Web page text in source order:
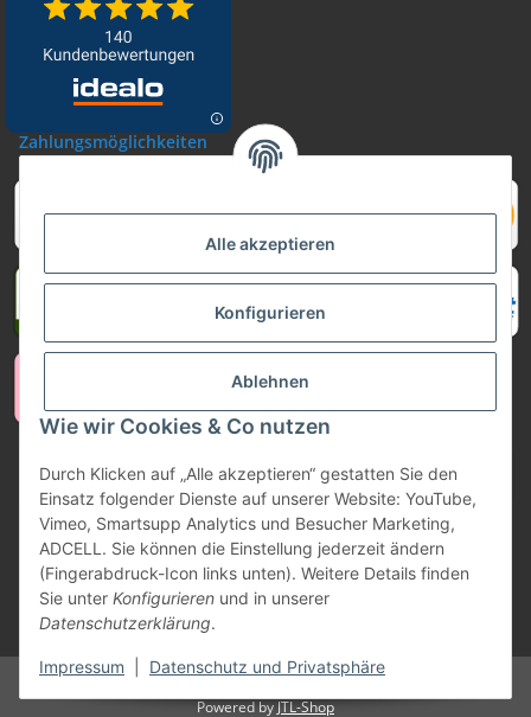
Alle akzeptieren
Konfigurieren
Ablehnen
Wie wir Cookies & Co nutzen
Durch Klicken auf „Alle akzeptieren“ gestatten Sie den
Einsatz folgender Dienste auf unserer Website: YouTube,
Vimeo, Smartsupp Analytics und Besucher Marketing,
ADCELL. Sie können die Einstellung jederzeit ändern
(Fingerabdruck-Icon links unten). Weitere Details finden
Sie unter Konfigurieren und in unserer
Datenschutzerklärung.
Impressum Datenschutz und Privatsphäre
Zahlungsmöglichkeiten
Vertrag widerrufen
* Alle Preise inkl. gesetzlicher USt., zzgl.
Powered byJTL-Shop